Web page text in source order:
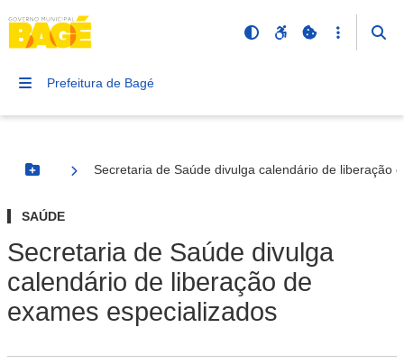
Prefeitura de Bagé
Botão Menu
Secretaria de Saúde divulga calendário de liberação
SAÚDE
Secretaria de Saúde divulga
calendário de liberação de
exames especializados